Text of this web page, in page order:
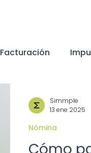
Facturación
Sorteo
Nómina
Simmple
13 ene 2025